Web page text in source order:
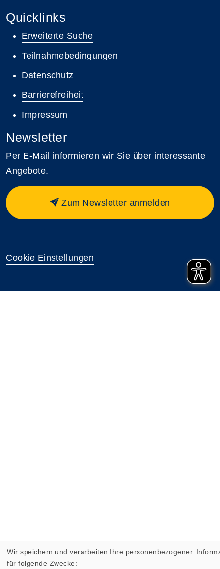
Quicklinks
Erweiterte Suche
Teilnahmebedingungen
Datenschutz
Barrierefreiheit
Impressum
Newsletter
Per E-Mail informieren wir Sie über interessante
Angebote.
Zum Newsletter anmelden
Cookie Einstellungen
Wir speichern und verarbeiten Ihre personenbezogenen
für folgende Zwecke: